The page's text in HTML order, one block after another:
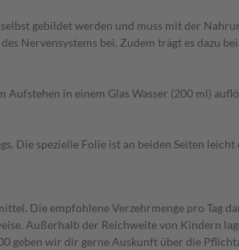
gebildet werden und muss mit der
Nervensystems bei. Zudem trägt es dazu
Aufstehen in einem Glas Wasser (200 ml)
Die spezielle Folie ist an beiden Seiten
Die empfohlene Verzehrmenge pro Tag
Außerhalb der Reichweite von Kindern
geben wir dir gerne Auskunft über die